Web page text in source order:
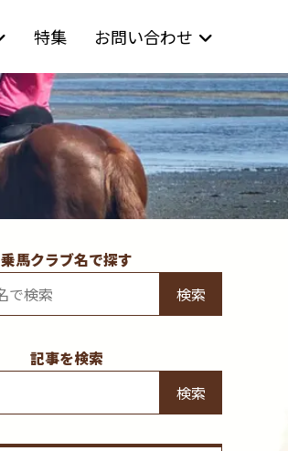
特集 お問い合わせ
乗馬クラブ名で探す
検索
記事を検索
検索